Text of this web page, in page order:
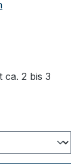
5 Sternen
ca. 2 bis 3